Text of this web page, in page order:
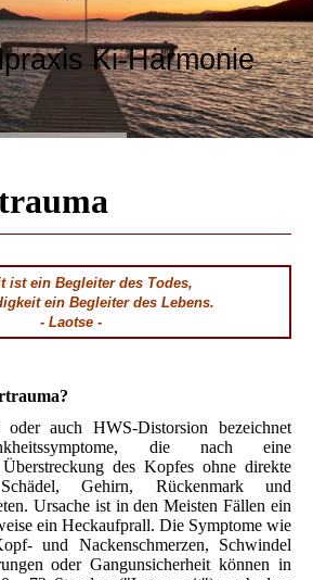
Ki-Harmonie
ist ein Begleiter des Todes,
ein Begleiter des Lebens.
- Laotse -
oder auch HWS-Distorsion bezeichnet
die nach eine
des Kopfes ohne direkte
Gehirn, Rückenmark und
Ursache ist in den Meisten Fällen ein
ein Heckaufprall. Die Symptome wie
und Nackenschmerzen, Schwindel
oder Gangunsicherheit können in